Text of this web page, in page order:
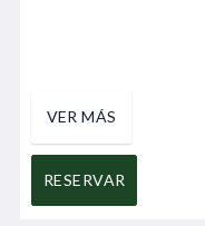
VER MÁS
RESERVAR